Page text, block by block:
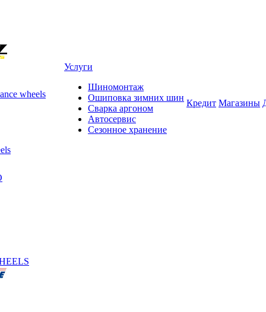
wheels
Услуги
Шиномонтаж
Ошиповка зимних шин
Сварка аргоном
Автосервис
Сезонное хранение
Кредит Магазины